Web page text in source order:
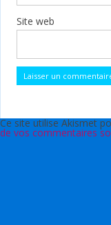
Site web
Ce site utilise Akismet
de vos commentaires